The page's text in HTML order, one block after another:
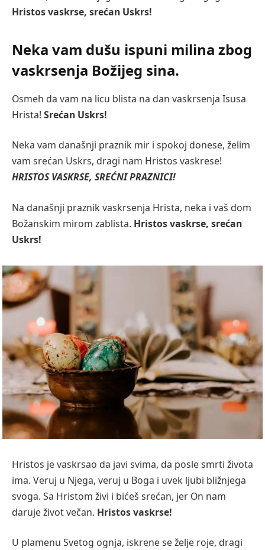
Hristos vaskrse, srećan Uskrs!
Neka vam dušu ispuni milina zbog
vaskrsenja Božijeg sina.
Osmeh da vam na licu blista na dan vaskrsenja Isusa
Hrista! Srećan Uskrs!
Neka vam današnji praznik mir i spokoj donese, želim
vam srećan Uskrs, dragi nam Hristos vaskrese!
HRISTOS VASKRSE, SREĆNI PRAZNICI!
Na današnji praznik vaskrsenja Hrista, neka i vaš dom
Božanskim mirom zablista. Hristos vaskrse, srećan
Uskrs!
Hristos je vaskrsao da javi svima, da posle smrti života
ima. Veruj u Njega, veruj u Boga i uvek ljubi bližnjega
svoga. Sa Hristom živi i bićeš srećan, jer On nam
daruje život večan. Hristos vaskrse!
U plamenu Svetog ognja, iskrene se želje roje, dragi